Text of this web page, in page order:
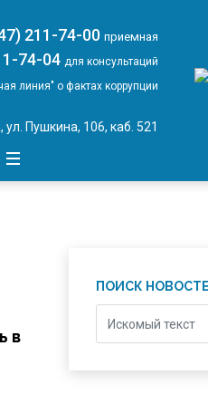
211-74-00 приемная
74-04 для консультаций
линия" о фактах коррупции
Пушкина, 106, каб. 521
в
ПОИСК